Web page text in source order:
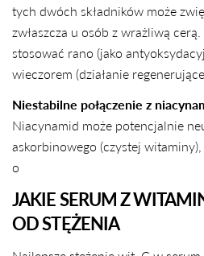
tych dwóch składników może
zwłaszcza u osób z wrażliwą
stosować rano (jako
wieczorem (działanie
Niestabilne połączenie z
Niacynamid może potencjalnie
askorbinowego (czystej
o
JAKIE SERUM Z
OD STĘŻENIA